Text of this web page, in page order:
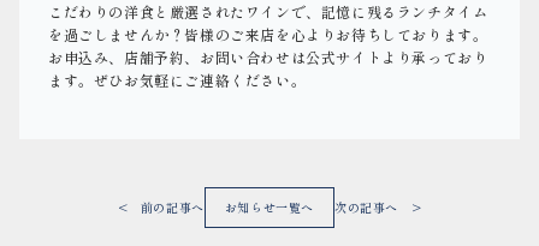
こだわりの洋食と厳選されたワインで、記憶に残るランチタイム
を過ごしませんか？皆様のご来店を心よりお待ちしております。
お申込み、店舗予約、お問い合わせは公式サイトより承っており
ます。ぜひお気軽にご連絡ください。
< 前の記事へ お知らせ一覧へ 次の記事へ >